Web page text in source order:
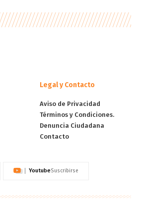
Legal y Contacto
Aviso de Privacidad
Términos y Condiciones.
Denuncia Ciudadana
Contacto
YoutubeSuscribirse